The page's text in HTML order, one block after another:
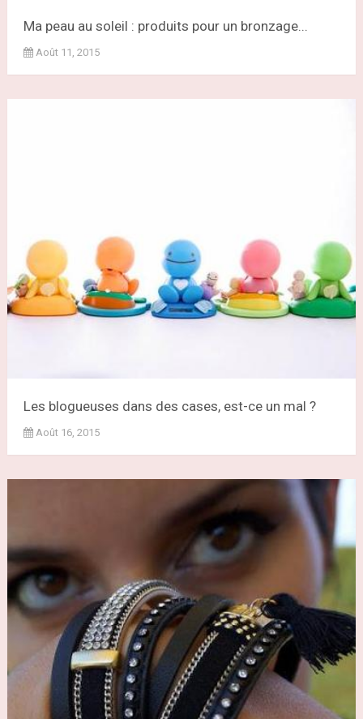
Ma peau au soleil : produits pour un bronzage...
Août 11, 2015
Les blogueuses dans des cases, est-ce un mal ?
Août 16, 2015